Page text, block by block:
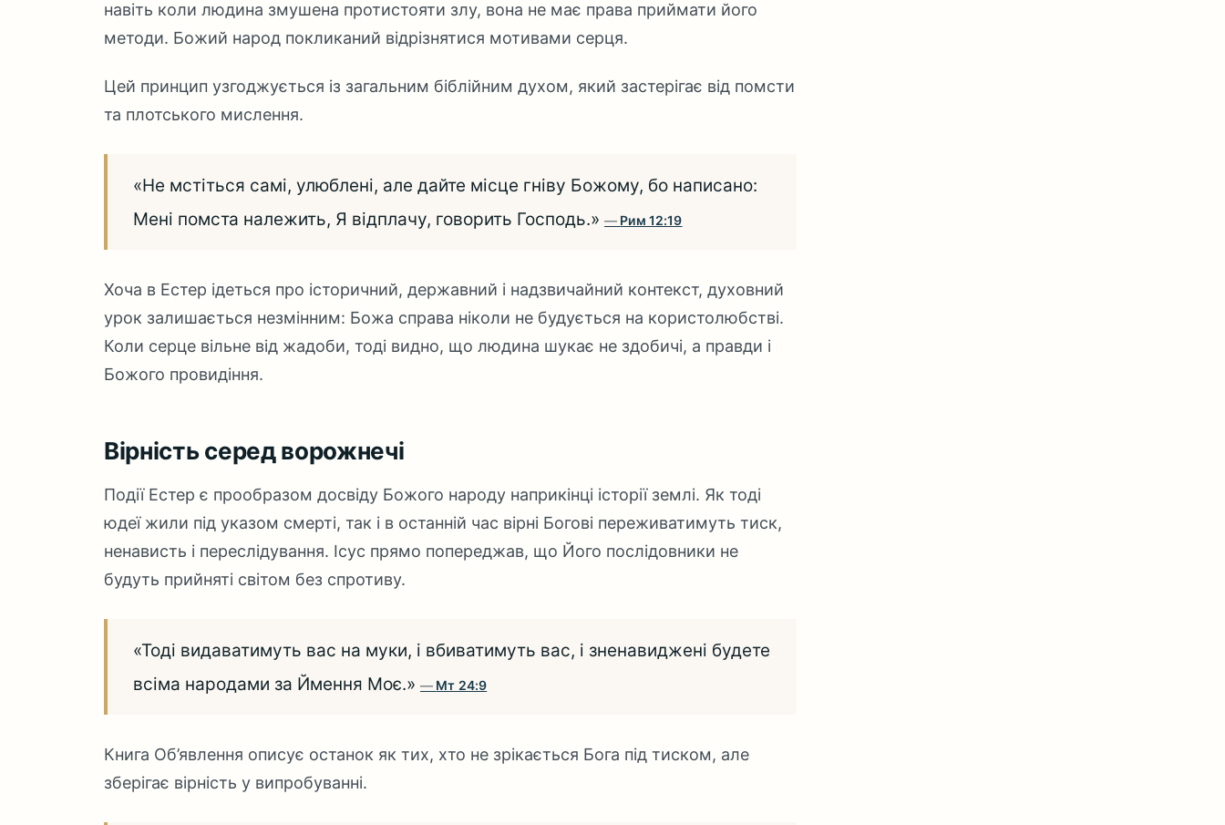
навіть коли людина змушена протистояти злу, вона не має права приймати його
методи. Божий народ покликаний відрізнятися мотивами серця.
Цей принцип узгоджується із загальним біблійним духом, який застерігає від помсти
та плотського мислення.
«Не мстіться самі, улюблені, але дайте місце гніву Божому, бо написано:
Мені помста належить, Я відплачу, говорить Господь.»
Рим 12:19
Хоча в Естер ідеться про історичний, державний і надзвичайний контекст, духовний
урок залишається незмінним: Божа справа ніколи не будується на користолюбстві.
Коли серце вільне від жадоби, тоді видно, що людина шукає не здобичі, а правди і
Божого провидіння.
Вірність серед ворожнечі
Події Естер є прообразом досвіду Божого народу наприкінці історії землі. Як тоді
юдеї жили під указом смерті, так і в останній час вірні Богові переживатимуть тиск,
ненависть і переслідування. Ісус прямо попереджав, що Його послідовники не
будуть прийняті світом без спротиву.
«Тоді видаватимуть вас на муки, і вбиватимуть вас, і зненавиджені будете
всіма народами за Ймення Моє.»
Мт 24:9
Книга Об’явлення описує останок як тих, хто не зрікається Бога під тиском, але
зберігає вірність у випробуванні.